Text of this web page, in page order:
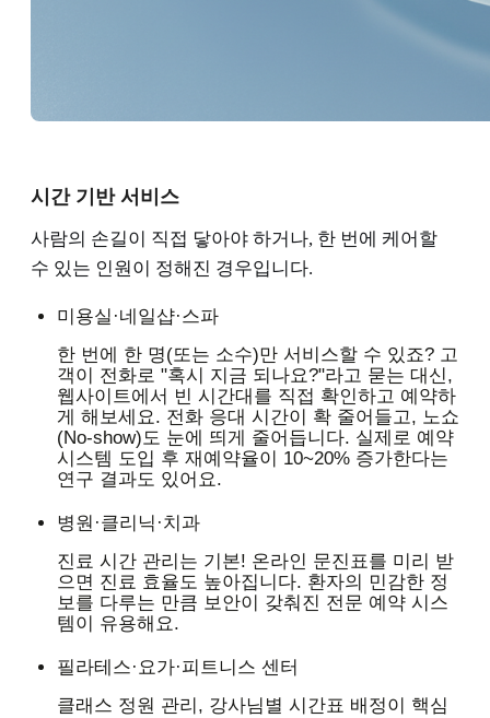
시간 기반 서비스
사람의 손길이 직접 닿아야 하거나, 한 번에 케어할
수 있는 인원이 정해진 경우입니다.
미용실·네일샵·스파
한 번에 한 명(또는 소수)만 서비스할 수 있죠? 고
객이 전화로 "혹시 지금 되나요?"라고 묻는 대신,
웹사이트에서 빈 시간대를 직접 확인하고 예약하
게 해보세요. 전화 응대 시간이 확 줄어들고, 노쇼
(No-show)도 눈에 띄게 줄어듭니다. 실제로 예약
시스템 도입 후 재예약율이 10~20% 증가한다는
연구 결과도 있어요.
병원·클리닉·치과
진료 시간 관리는 기본! 온라인 문진표를 미리 받
으면 진료 효율도 높아집니다. 환자의 민감한 정
보를 다루는 만큼 보안이 갖춰진 전문 예약 시스
템이 유용해요.
필라테스·요가·피트니스 센터
클래스 정원 관리, 강사님별 시간표 배정이 핵심